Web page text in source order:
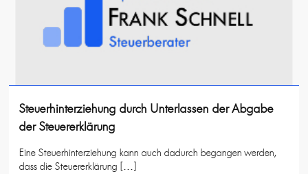
Steuerhinterziehung durch Unterlassen der Abgabe
der Steuererklärung
Eine Steuerhinterziehung kann auch dadurch begangen werden,
dass die Steuererklärung […]